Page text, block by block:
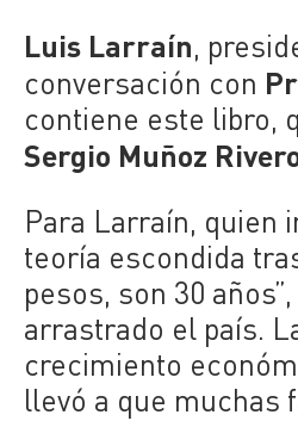
Luis Larraín,
conversación con
contiene este libro,
Sergio Muñoz
Para Larraín, quien
teoría escondida
pesos, son 30
arrastrado el país.
crecimiento
llevó a que muchas